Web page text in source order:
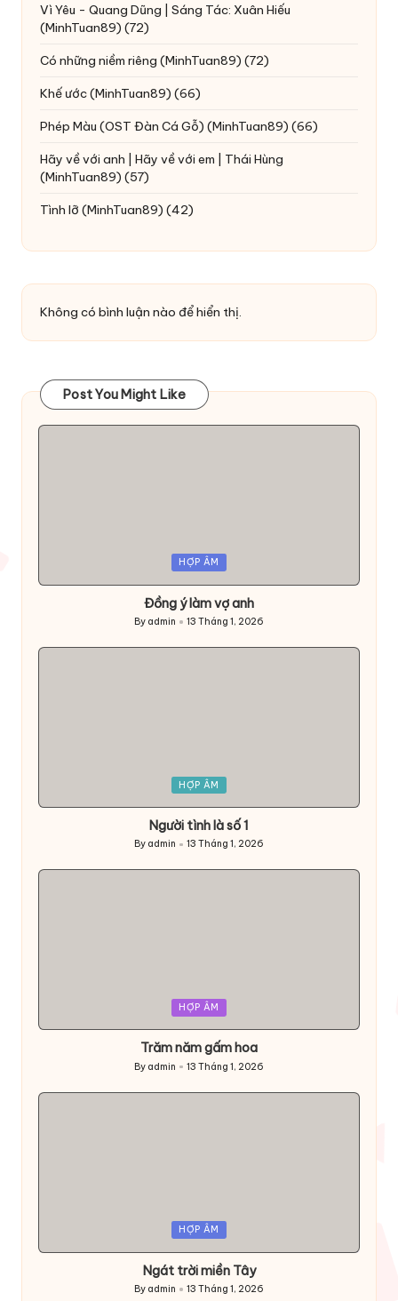
Vì Yêu - Quang Dũng | Sáng Tác: Xuân Hiếu
(MinhTuan89) (72)
Có những niềm riêng (MinhTuan89) (72)
Khế ước(MinhTuan89) (66)
Phép Màu (OST Đàn Cá Gỗ) (MinhTuan89) (66)
Hãy về với anh | Hãy về với em | Thái Hùng
(MinhTuan89) (57)
Tình lỡ (MinhTuan89) (42)
Không có bình luận nào để hiển thị.
Post You Might Like
HỢP ÂM
Đồng ý làm vợ anh
Posted
by
By admin 13 Tháng 1, 2026
HỢP ÂM
Người tình là số 1
Posted
by
By admin 13 Tháng 1, 2026
HỢP ÂM
Trăm năm gấm hoa
Posted
By admin 13 Tháng 1, 2026
HỢP ÂM
Ngát trời miền Tây
Posted
By admin 13 Tháng 1, 2026